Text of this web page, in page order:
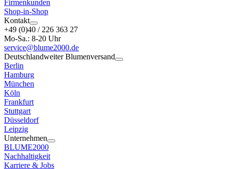
Firmenkunden
Shop-in-Shop
Kontakt
+49 (0)40 / 226 363 27
Mo-Sa.: 8-20 Uhr
service@blume2000.de
Deutschlandweiter Blumenversand
Berlin
Hamburg
München
Köln
Frankfurt
Stuttgart
Düsseldorf
Leipzig
Unternehmen
BLUME2000
Nachhaltigkeit
Karriere & Jobs